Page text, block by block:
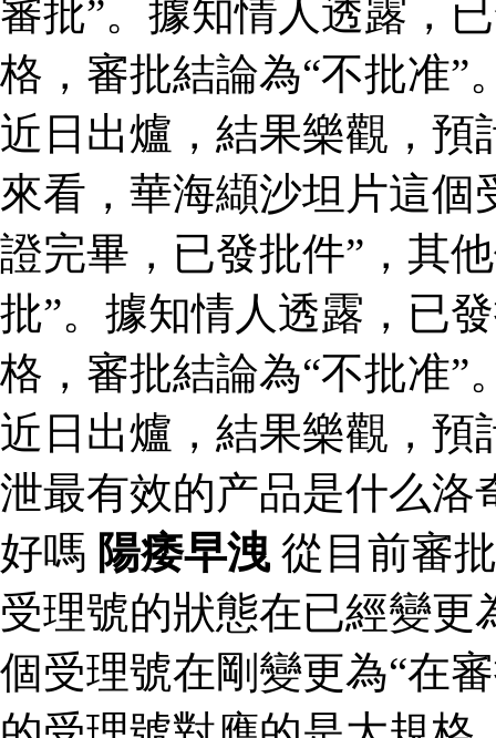
審批”。據知情人透露，
格，審批結論為“不批准”
近日出爐，結果樂觀，預
來看，華海纈沙坦片這個
證完畢，已發批件”，其
批”。據知情人透露，已
格，審批結論為“不批准”
近日出爐，結果樂觀，
泄最有效的产品是什么
好嗎 陽痿早洩 從目前審
受理號的狀態在已經變更
個受理號在剛變更為“在